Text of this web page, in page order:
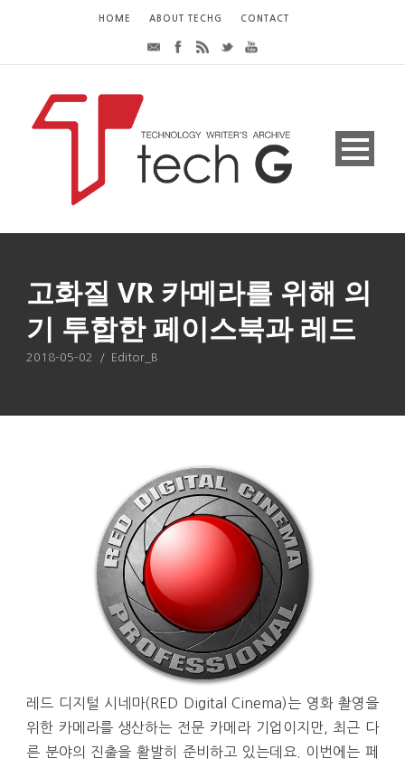
HOME ABOUT TECHG CONTACT
고화질 VR 카메라를 위해 의
기 투합한 페이스북과 레드
2018-05-02 / Editor_B
레드 디지털 시네마(RED Digital Cinema)는 영화 촬영을
위한 카메라를 생산하는 전문 카메라 기업이지만, 최근 다
른 분야의 진출을 활발히 준비하고 있는데요. 이번에는 페